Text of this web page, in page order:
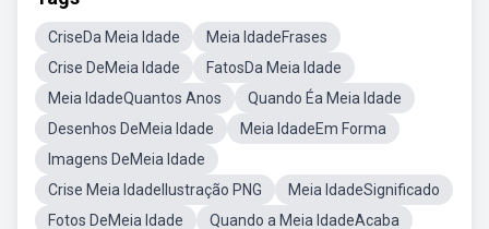
CriseDa Meia Idade
Meia IdadeFrases
Crise DeMeia Idade
FatosDa Meia Idade
Meia IdadeQuantos Anos
Quando Éa Meia Idade
Desenhos DeMeia Idade
Meia IdadeEm Forma
Imagens DeMeia Idade
Crise Meia IdadeIlustração PNG
Meia IdadeSignificado
Fotos DeMeia Idade
Quando a Meia IdadeAcaba